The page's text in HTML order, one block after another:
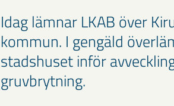
Idag lämnar LKAB över
kommun. I gengäld
stadshuset inför
gruvbrytning.